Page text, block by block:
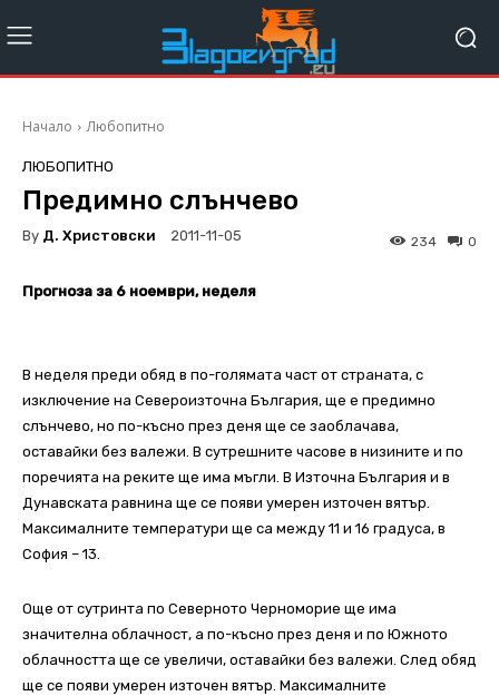
Начало Любопитно
ЛЮБОПИТНО
Предимно слънчево
By Д. Христовски 2011-11-05 0
234
Прогноза за 6 ноември, неделя
В неделя преди обяд в по-голямата част от страната, с
изключение на Североизточна България, ще е предимно
слънчево, но по-късно през деня ще се заоблачава,
оставайки без валежи. В сутрешните часове в низините и по
поречията на реките ще има мъгли. В Източна България и в
Дунавската равнина ще се появи умерен източен вятър.
Максималните температури ще са между 11 и 16 градуса, в
София – 13.
Още от сутринта по Северното Черноморие ще има
значителна облачност, а по-късно през деня и по Южното
облачността ще се увеличи, оставайки без валежи. След обяд
ще се появи умерен източен вятър. Максималните